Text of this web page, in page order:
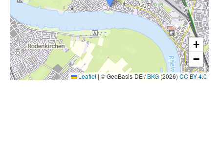
+
−
Leaflet | © GeoBasis-DE /BKG (2026) CC BY 4.0